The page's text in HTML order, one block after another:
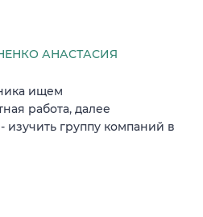
АНАСТАСИЯ
ищем
работа, далее
изучить группу компаний в